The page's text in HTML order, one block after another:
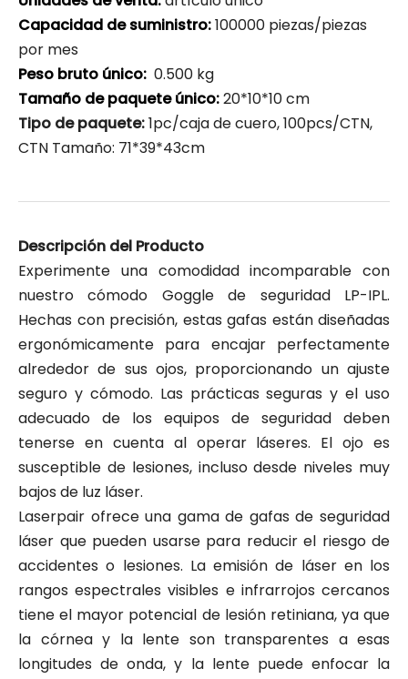
Capacidad de suministro:100000 piezas/piezas
por mes
Peso bruto único: 0.500 kg
Tamaño de paquete único:20*10*10 cm
Tipo de paquete:1pc/caja de cuero, 100pcs/CTN,
CTN Tamaño: 71*39*43cm
Descripción del Producto
Experimente una comodidad incomparable con
nuestro cómodo Goggle de seguridad LP-IPL.
Hechas con precisión, estas gafas están diseñadas
ergonómicamente para encajar perfectamente
alrededor de sus ojos, proporcionando un ajuste
seguro y cómodo. Las prácticas seguras y el uso
adecuado de los equipos de seguridad deben
tenerse en cuenta al operar láseres. El ojo es
susceptible de lesiones, incluso desde niveles muy
bajos de luz láser.
Laserpair ofrece una gama de gafas de seguridad
láser que pueden usarse para reducir el riesgo de
accidentes o lesiones. La emisión de láser en los
rangos espectrales visibles e infrarrojos cercanos
tiene el mayor potencial de lesión retiniana, ya que
la córnea y la lente son transparentes a esas
longitudes de onda, y la lente puede enfocar la